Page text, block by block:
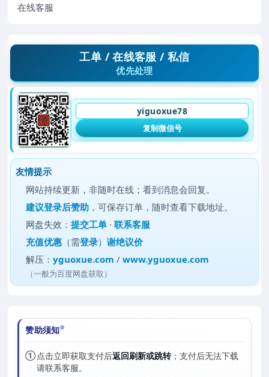
在线客服
工单 / 在线客服 / 私信
优先处理
yiguoxue78
复制微信号
友情提示
网站持续更新，非随时在线；看到消息会回复。
建议登录后赞助 ，可保存订单，随时查看下载地址。
网盘失效：提交工单 ·联系客服
充值优惠 （需登录）谢绝议价
解压：yguoxue.com /www.yguoxue.com
（一般为百度网盘获取）
赞助须知
①点击立即获取支付后返回刷新或跳转；支付后无法下载
请联系客服。